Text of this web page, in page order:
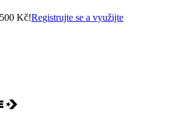
Kč!Registrujte se a využijte